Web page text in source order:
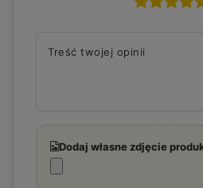
Treść twojej opinii
Dodaj własne zdjęcie